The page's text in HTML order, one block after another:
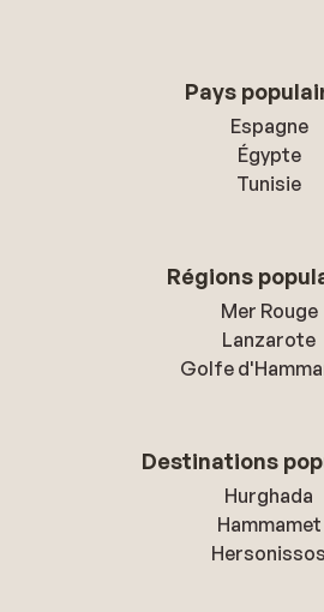
Pays
Espagne
Égypte
Tunisie
Régions
Mer Rouge
Lanzarote
Golfe
Destinations
Hurghada
Hammamet
Hersonissos